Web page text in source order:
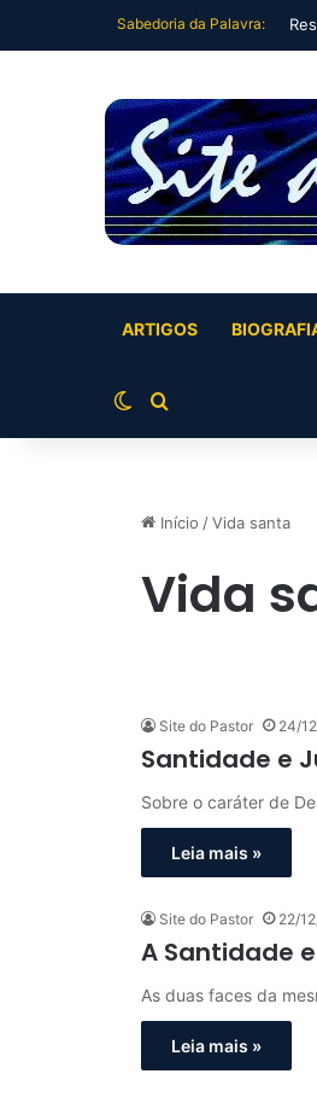
Sabedoria da Palavra:
ARTIGOS
Switch skin
Buscar por
Início /Vida santa
Vida
Site do Pastor 24/
Santidade e
Sobre o caráter de
Leia mais »
Site do Pastor 22/
A Santidade
As duas faces da
Leia mais »